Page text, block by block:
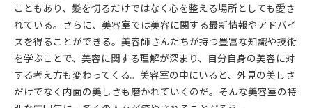
こともあり、髪を切るだけではなく心を整える場所としても愛さ
れている。さらに、美容室では美容に関する最新情報やアドバイ
スを得ることができる。美容師さんたちが持つ豊富な知識や技術
を学ぶことで、美容に関する理解が深まり、自分自身の美容に対
する考え方も変わってくる。美容室の中にいると、外見の美しさ
だけでなく内面の美しさも磨かれていくのだ。そんな美容室の特